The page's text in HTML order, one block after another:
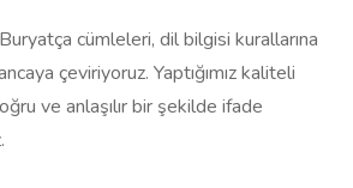
cümleleri, dil bilgisi kurallarına
çeviriyoruz. Yaptığımız kaliteli
ve anlaşılır bir şekilde ifade